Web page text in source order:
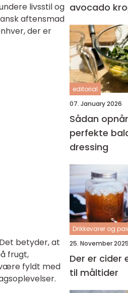
livsstil og
aftensmad
der er
betyder, at
frugt,
fyldt med
avocado
editorial
07. January 2026
Sådan
perfekte
dressing
Drikkevarer og
25. November 2025
Der er cider
til måltider